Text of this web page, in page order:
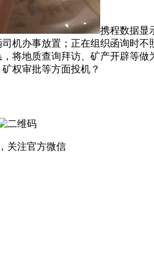
携程数据显
机办事放置；正在组织函询时
将地质查询拜访、矿产开辟等
权审批等方面投机？
关注官方微信